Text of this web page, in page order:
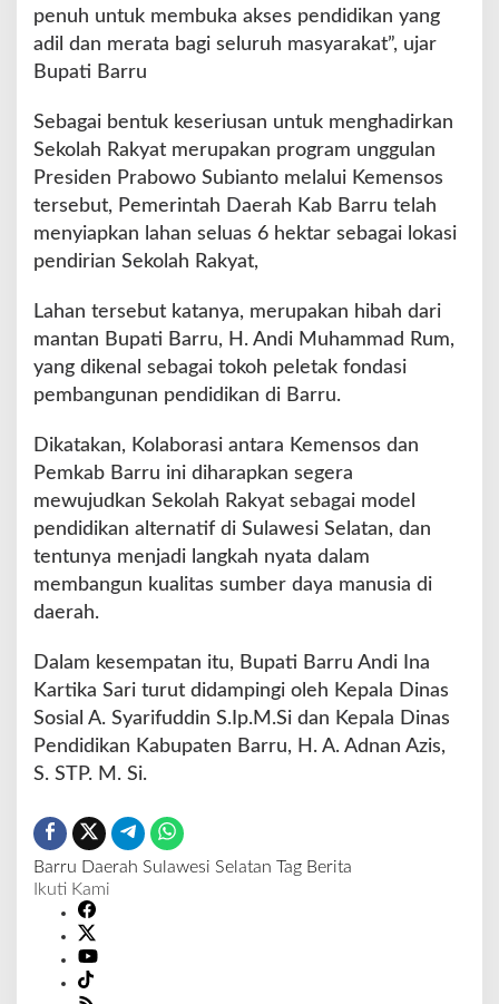
a
S
e
o
l
h
R
a
k
t
penuh untuk membuka akses pendidikan yang
adil dan merata bagi seluruh masyarakat”, ujar
Bupati Barru
Sebagai bentuk keseriusan untuk menghadirkan
Sekolah Rakyat merupakan program unggulan
Presiden Prabowo Subianto melalui Kemensos
tersebut, Pemerintah Daerah Kab Barru telah
menyiapkan lahan seluas 6 hektar sebagai lokasi
pendirian Sekolah Rakyat,
Lahan tersebut katanya, merupakan hibah dari
mantan Bupati Barru, H. Andi Muhammad Rum,
yang dikenal sebagai tokoh peletak fondasi
pembangunan pendidikan di Barru.
Dikatakan, Kolaborasi antara Kemensos dan
Pemkab Barru ini diharapkan segera
mewujudkan Sekolah Rakyat sebagai model
pendidikan alternatif di Sulawesi Selatan, dan
tentunya menjadi langkah nyata dalam
membangun kualitas sumber daya manusia di
daerah.
Dalam kesempatan itu, Bupati Barru Andi Ina
Kartika Sari turut didampingi oleh Kepala Dinas
Sosial A. Syarifuddin S.Ip.M.Si dan Kepala Dinas
Pendidikan Kabupaten Barru, H. A. Adnan Azis,
S. STP. M. Si.
Barru Daerah Sulawesi Selatan Tag Berita
Ikuti Kami